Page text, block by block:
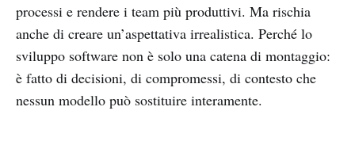
processi e rendere i team più produttivi. Ma rischia
anche di creare un’aspettativa irrealistica. Perché lo
sviluppo software non è solo una catena di montaggio:
è fatto di decisioni, di compromessi, di contesto che
nessun modello può sostituire interamente.